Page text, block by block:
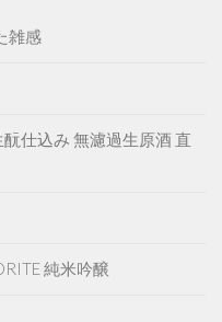
雑感
酛仕込み 無濾過生原酒 直
純米吟醸